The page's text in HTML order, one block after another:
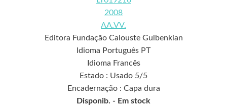
2008
AA.VV.
Editora Fundação Calouste Gulbenkian
Idioma Português PT
Idioma Francês
Estado : Usado 5/5
Encadernação : Capa dura
Disponib. - Em stock